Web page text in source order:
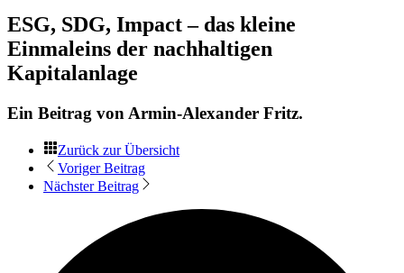
ESG, SDG, Impact – das kleine
Einmaleins der nachhaltigen
Kapitalanlage
Ein Beitrag von Armin-Alexander Fritz.
Zurück zur Übersicht
Voriger Beitrag
Nächster Beitrag